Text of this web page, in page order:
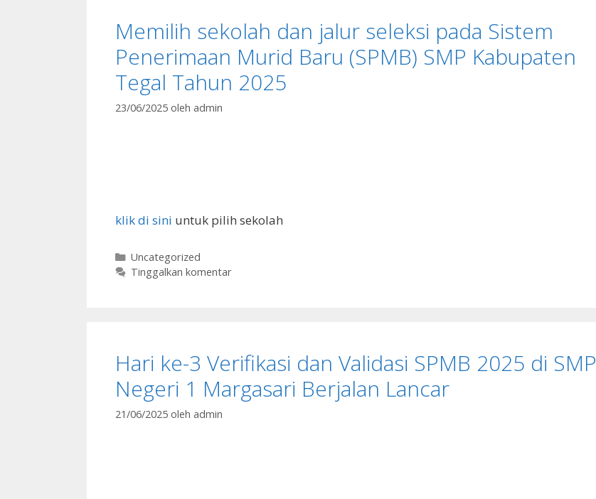
Memilih sekolah dan jalur seleksi pada Sistem
Penerimaan Murid Baru (SPMB) SMP Kabupaten
Tegal Tahun 2025
23/06/2025 oleh admin
klik di sini untuk pilih sekolah
Kategori
Uncategorized
Tinggalkan komentar
Hari ke-3 Verifikasi dan Validasi SPMB 2025 di SMP
Negeri 1 Margasari Berjalan Lancar
21/06/2025 oleh admin